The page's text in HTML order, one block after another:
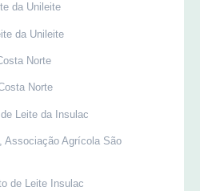
da Unileite
da Unileite
Norte
Norte
Leite da Insulac
Associação Agrícola São
de Leite Insulac